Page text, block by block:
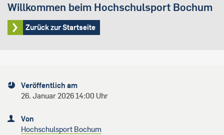
Willkommen beim Hochschulsport Bochum
Zurück zur Startseite
Veröffentlich am
26. Januar 2026 14:00 Uhr
Von
Hochschulsport Bochum